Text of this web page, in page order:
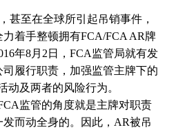
甚至在全球所引起吊销事件，
着手整顿拥有FCA/FCA AR牌
年8月2日，FCA监管局就有发
履行职责，加强监管主牌下的
动及两者的风险行为。
监管的角度就是主牌对职责
而动全身的。因此，AR被吊